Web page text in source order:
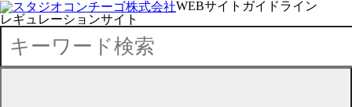
WEBサイトガイドライン
レギュレーションサイト